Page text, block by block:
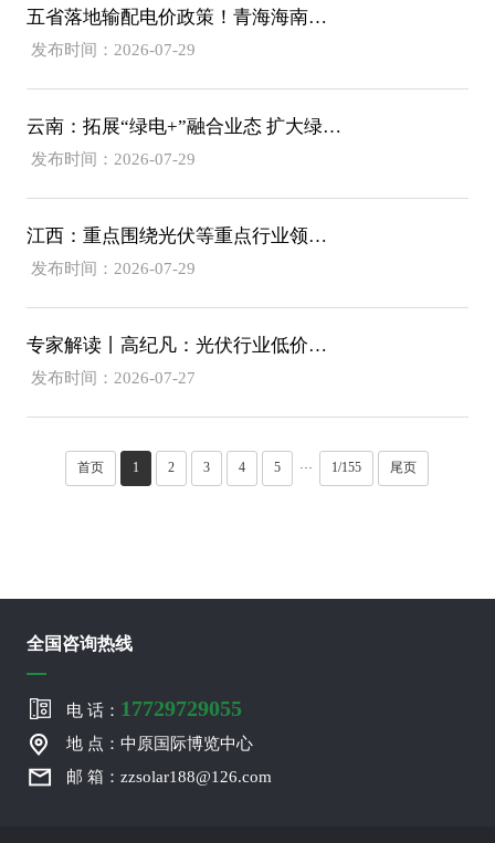
五省落地输配电价政策！青海海南福建明确独立储能放电退减输配电费！
发布时间：2026-07-29
云南：拓展“绿电+”融合业态 扩大绿电直连规模
发布时间：2026-07-29
江西：重点围绕光伏等重点行业领域 优先布局建设省碳计量中心
发布时间：2026-07-29
专家解读丨高纪凡：光伏行业低价恶性竞争对企业、行业、终端用户的三重伤害
发布时间：2026-07-27
首页 1 2 3 4 5 ··· 1/155 尾页
全国咨询热线
电 话： 17729729055
地 点：中原国际博览中心
邮 箱：zzsolar188@126.com